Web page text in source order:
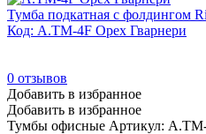
Тумба подкатная с фолдингом
Код: А.ТМ-4F Орех Гварнери
0 отзывов
Добавить в избранное
Добавить в избранное
Тумбы офисные Артикул: